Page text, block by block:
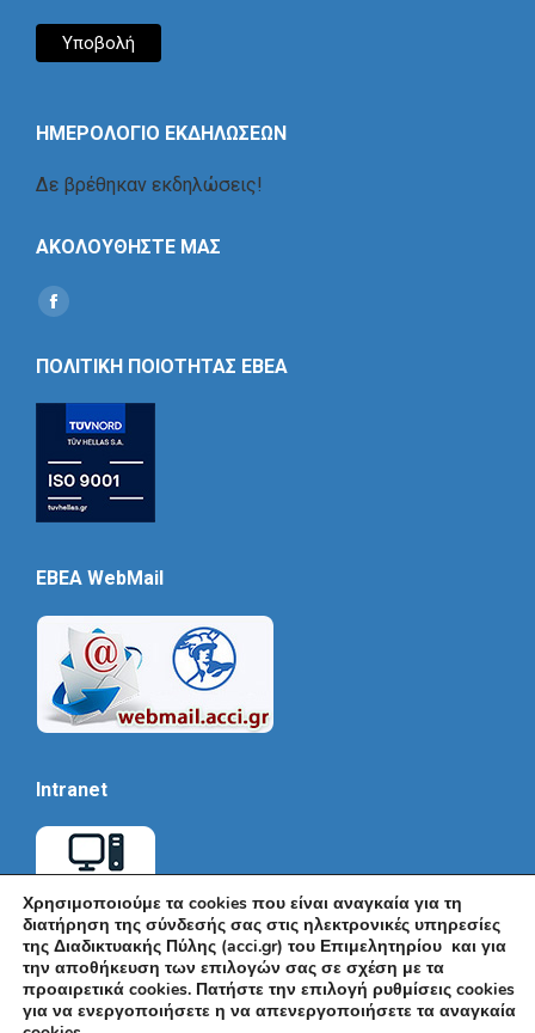
ΗΜΕΡΟΛΟΓΙΟ ΕΚΔΗΛΩΣΕΩΝ
Δε βρέθηκαν εκδηλώσεις!
ΑΚΟΛΟΥΘΗΣΤΕ ΜΑΣ
Find us on:
Social
ΠΟΛΙΤΙΚΗ ΠΟΙΟΤΗΤΑΣ ΕΒΕΑ
EBEA WebMail
Intranet
Χρησιμοποιούμε τα cookies που είναι αναγκαία για τη
διατήρηση της σύνδεσής σας στις ηλεκτρονικές υπηρεσίες
της Διαδικτυακής Πύλης (acci.gr) του Επιμελητηρίου και για
την αποθήκευση των επιλογών σας σε σχέση με τα
προαιρετικά cookies. Πατήστε την επιλογή ρυθμίσεις cookies
για να ενεργοποιήσετε η να απενεργοποιήσετε τα αναγκαία